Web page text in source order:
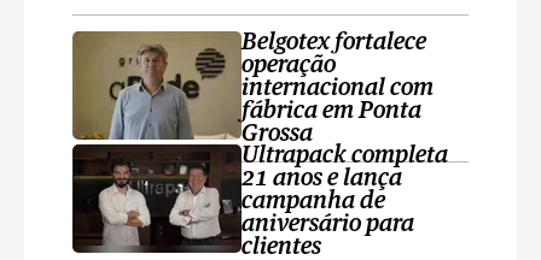
Belgotex fortalece
operação
internacional com
fábrica em Ponta
Grossa
Ultrapack completa
21 anos e lança
campanha de
aniversário para
clientes